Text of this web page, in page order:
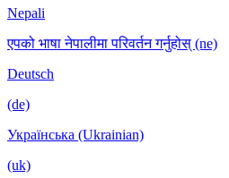
Nepali
एपको भाषा नेपालीमा परिवर्तन गर्नुहोस् (ne)
Deutsch
(de)
Українська (Ukrainian)
(uk)